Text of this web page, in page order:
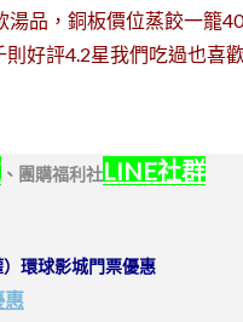
湯品，銅板價位蒸餃一籠
好評4.2星我們吃過也喜
、 團購福利社LINE社群
環球影城門票優惠
惠